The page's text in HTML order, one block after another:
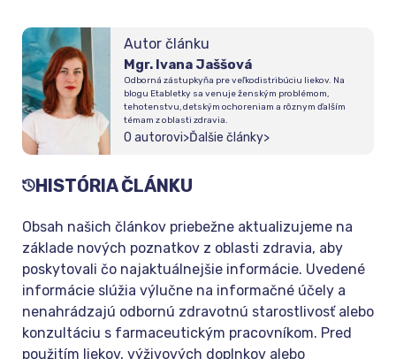
Autor článku
Mgr. Ivana Jaššová
Odborná zástupkyňa pre veľkodistribúciu liekov. Na
blogu Etabletky sa venuje ženským problémom,
tehotenstvu, detským ochoreniam a rôznym ďalším
témam z oblasti zdravia.
O autorovi>Ďalšie články>
HISTÓRIA ČLÁNKU
Obsah našich článkov priebežne aktualizujeme na
základe nových poznatkov z oblasti zdravia, aby
poskytovali čo najaktuálnejšie informácie. Uvedené
informácie slúžia výlučne na informačné účely a
nenahrádzajú odbornú zdravotnú starostlivosť alebo
konzultáciu s farmaceutickým pracovníkom. Pred
použitím liekov, výživových doplnkov alebo